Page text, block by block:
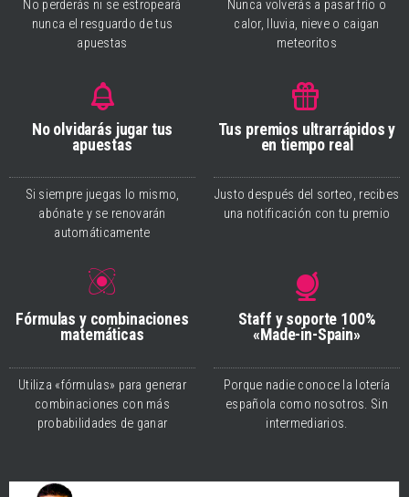
No perderás ni se estropeará
nunca el resguardo de tus
apuestas
Nunca volverás a pasar frío o
calor, lluvia, nieve o caigan
meteoritos
No olvidarás jugar tus
apuestas
Si siempre juegas lo mismo,
abónate y se renovarán
automáticamente
Tus premios ultrarrápidos y
en tiempo real
Justo después del sorteo, recibes
una notificación con tu premio
Fórmulas y combinaciones
matemáticas
Utiliza «fórmulas» para generar
combinaciones con más
probabilidades de ganar
Staff y soporte 100%
«Made-in-Spain»
Porque nadie conoce la lotería
española como nosotros. Sin
intermediarios.